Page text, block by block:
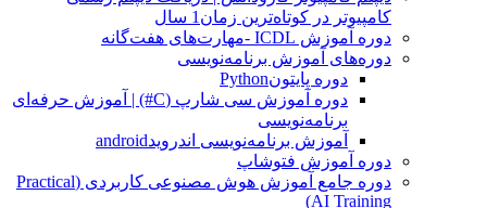
کامپیوتر در کوتاه‌ترین زمان1 سال
دوره آموزش ICDL -مهارت‌های هفت‌گانه
دوره‌های آموزش برنامه‌نویسی
دوره پایتونPython
دوره آموزش سی شارپ (C#) | آموزش حرفه‌ای
برنامه‌نویسی
آموزش برنامه‌نویسی اندرویدandroid
دوره آموزش فتوشاپ
دوره جامع آموزش هوش مصنوعی کاربردی (Practical
AI Training)